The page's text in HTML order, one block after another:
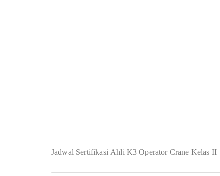
Jadwal Sertifikasi Ahli K3 Operator Crane Kelas II